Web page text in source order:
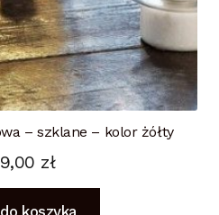
– szklane – kolor żółty
zł
koszyka